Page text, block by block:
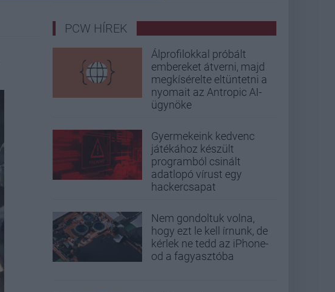
PCW HÍREK
Álprofilokkal próbált
embereket átverni, majd
megkísérelte eltüntetni a
nyomait az Antropic AI-
ügynöke
Gyermekeink kedvenc
játékához készült
programból csinált
adatlopó vírust egy
hackercsapat
Nem gondoltuk volna,
hogy ezt le kell írnunk, de
kérlek ne tedd az iPhone-
od a fagyasztóba